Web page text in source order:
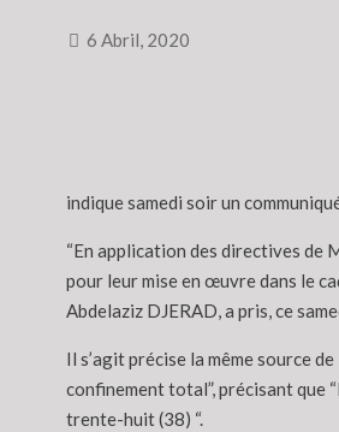
6 Abril, 2020
indique samedi soir un
“En application des directives de
pour leur mise en œuvre dans le
Abdelaziz DJERAD, a pris, ce
Il s’agit précise la même source
confinement total”, précisant que
trente-huit (38) “.